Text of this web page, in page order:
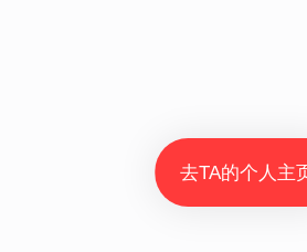
去TA的个人主